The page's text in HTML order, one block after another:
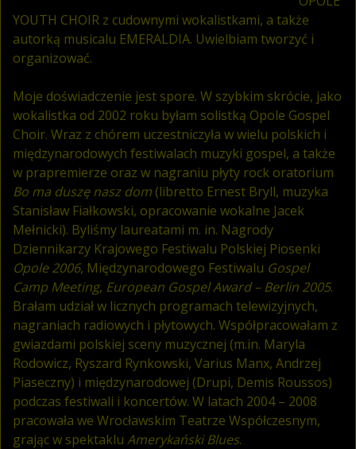
YOUTH CHOIR z cudownymi wokalistkami, a także
autorką musicalu EMERALDIA. Uwielbiam tworzyć i
organizować.
Moje doświadczenie jest spore. W szybkim skrócie, jako
wokalistka od 2002 roku byłam solistką Opole Gospel
Choir. Wraz z chórem uczestniczyła w wielu polskich i
międzynarodowych festiwalach muzyki gospel, a także
w prapremierze oraz w nagraniu płyty rock oratorium
Bo ma duszę nasz dom (libretto Ernest Bryll, muzyka
Stanisław Fiałkowski, opracowanie wokalne Jacek
Mełnicki). Byliśmy laureatami m. in. Nagrody
Dziennikarzy Krajowego Festiwalu Polskiej Piosenki
Opole 2006, Międzynarodowego Festiwalu Gospel
Camp Meeting, European Gospel Award – Berlin 2005.
Brałam udział w licznych programach telewizyjnych,
nagraniach radiowych i płytowych. Współpracowałam z
gwiazdami polskiej sceny muzycznej (m.in. Maryla
Rodowicz, Ryszard Rynkowski, Varius Manx, Andrzej
Piaseczny) i międzynarodowej (Drupi, Demis Roussos)
podczas festiwali i koncertów. W latach 2004 – 2008
pracowała we Wrocławskim Teatrze Współczesnym,
grając w spektaklu Amerykański Blues.